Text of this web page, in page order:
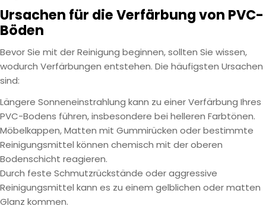
Ursachen für die Verfärbung von PVC-
Böden
Bevor Sie mit der Reinigung beginnen, sollten Sie wissen,
wodurch Verfärbungen entstehen. Die häufigsten Ursachen
sind:
Längere Sonneneinstrahlung kann zu einer Verfärbung Ihres
PVC-Bodens führen, insbesondere bei helleren Farbtönen.
Möbelkappen, Matten mit Gummirücken oder bestimmte
Reinigungsmittel können chemisch mit der oberen
Bodenschicht reagieren.
Durch feste Schmutzrückstände oder aggressive
Reinigungsmittel kann es zu einem gelblichen oder matten
Glanz kommen.